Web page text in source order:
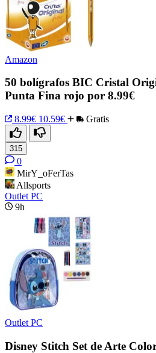
Amazon
50 bolígrafos BIC Cristal
Punta Fina rojo por 8.99€
8.99€ 10.59€ Gratis
315
0
MirY_oFerTas
Allsports
Outlet PC
9h
Outlet PC
Disney Stitch Set de Arte